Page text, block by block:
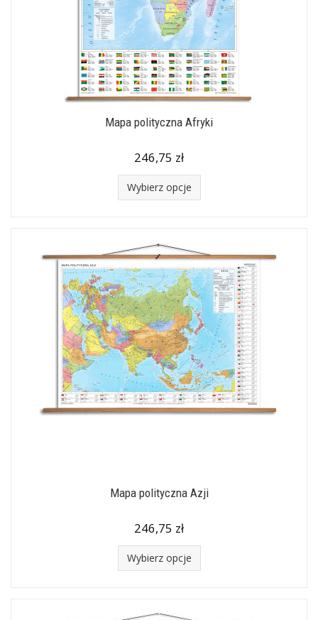
Mapa polityczna Afryki
246,75 zł
Wybierz opcje
Mapa polityczna Azji
246,75 zł
Wybierz opcje